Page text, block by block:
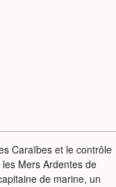
Caraïbes et le contrôle
Mers Ardentes de
de marine, un